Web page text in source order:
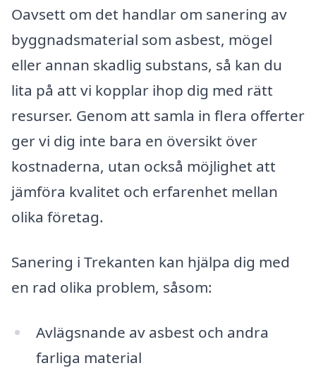
Oavsett om det handlar om sanering av
byggnadsmaterial som asbest, mögel
eller annan skadlig substans, så kan du
lita på att vi kopplar ihop dig med rätt
resurser. Genom att samla in flera offerter
ger vi dig inte bara en översikt över
kostnaderna, utan också möjlighet att
jämföra kvalitet och erfarenhet mellan
olika företag.
Sanering i Trekanten kan hjälpa dig med
en rad olika problem, såsom:
Avlägsnande av asbest och andra
farliga material